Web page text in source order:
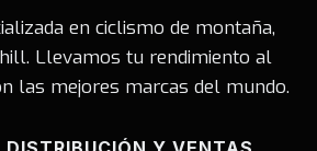
en ciclismo de montaña,
Llevamos tu rendimiento al
las mejores marcas del mundo.